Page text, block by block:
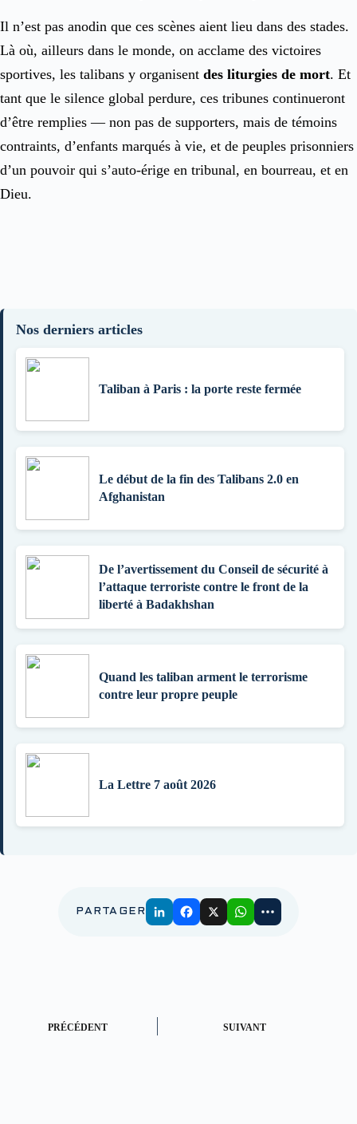
Il n’est pas anodin que ces scènes aient lieu dans des stades.
Là où, ailleurs dans le monde, on acclame des victoires
sportives, les talibans y organisent des liturgies de mort. Et
tant que le silence global perdure, ces tribunes continueront
d’être remplies — non pas de supporters, mais de témoins
contraints, d’enfants marqués à vie, et de peuples prisonniers
d’un pouvoir qui s’auto-érige en tribunal, en bourreau, et en
Dieu.
Nos derniers articles
Taliban à Paris : la porte reste fermée
Le début de la fin des Talibans 2.0 en
Afghanistan
De l’avertissement du Conseil de sécurité à
l’attaque terroriste contre le front de la
liberté à Badakhshan
Quand les taliban arment le terrorisme
contre leur propre peuple
La Lettre 7 août 2026
PARTAGER
PRÉCÉDENT SUIVANT